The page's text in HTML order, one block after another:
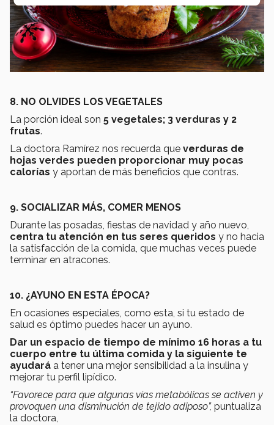
8. NO OLVIDES LOS VEGETALES
La porción ideal son 5 vegetales; 3 verduras y 2
frutas.
La doctora Ramírez nos recuerda que verduras de
hojas verdes pueden proporcionar muy pocas
calorías y aportan de más beneficios que contras.
9. SOCIALIZAR MÁS, COMER MENOS
Durante las posadas, fiestas de navidad y año nuevo,
centra tu atención en tus seres queridos y no hacia
la satisfacción de la comida, que muchas veces puede
terminar en atracones.
10. ¿AYUNO EN ESTA ÉPOCA?
En ocasiones especiales, como esta, si tu estado de
salud es óptimo puedes hacer un ayuno.
Dar un espacio de tiempo de mínimo 16 horas a tu
cuerpo entre tu última comida y la siguiente te
ayudará a tener una mejor sensibilidad a la insulina y
mejorar tu perfil lipídico.
“Favorece para que algunas vías metabólicas se activen y
provoquen una disminución de tejido adiposo”, puntualiza
la doctora,